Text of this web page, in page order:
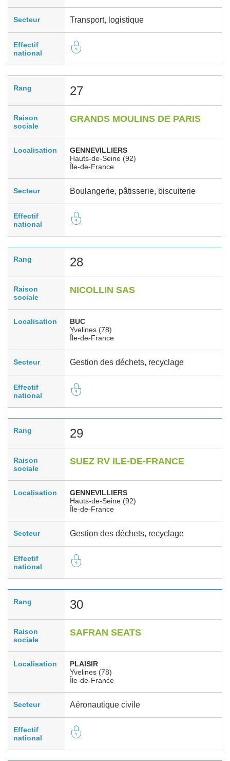
Secteur Transport, logistique
Effectif
national
Rang 27
Raison
sociale
GRANDS MOULINS DE PARIS
Localisation
GENNEVILLIERS
Hauts-de-Seine (92)
Île-de-France
Secteur Boulangerie, pâtisserie, biscuiterie
Effectif
national
Rang 28
Raison
sociale
NICOLLIN SAS
Localisation
BUC
Yvelines (78)
Île-de-France
Secteur Gestion des déchets, recyclage
Effectif
national
Rang 29
Raison
sociale
SUEZ RV ILE-DE-FRANCE
Localisation
GENNEVILLIERS
Hauts-de-Seine (92)
Île-de-France
Secteur Gestion des déchets, recyclage
Effectif
national
Rang 30
Raison
sociale
SAFRAN SEATS
Localisation
PLAISIR
Yvelines (78)
Île-de-France
Secteur Aéronautique civile
Effectif
national